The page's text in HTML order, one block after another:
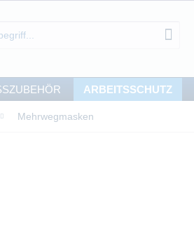
ARBEITSSCHUTZ
Mehrwegmasken